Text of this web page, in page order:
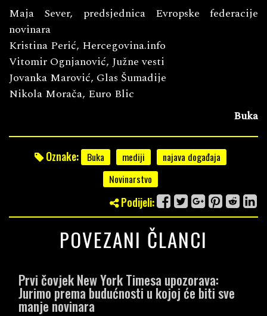
Maja Sever, predsjednica Evropske federacije
novinara
Kristina Perić, Hercegovina.info
Vitomir Ognjanović, Južne vesti
Jovanka Marović, Glas Šumadije
Nikola Morača, Euro Blic
Buka
Oznake: Buka mediji
najava događaja
Novinarstvo
Podijeli:
POVEZANI ČLANCI
Prvi čovjek New York Timesa upozorava:
Jurimo prema budućnosti u kojoj će biti sve
manje novinara